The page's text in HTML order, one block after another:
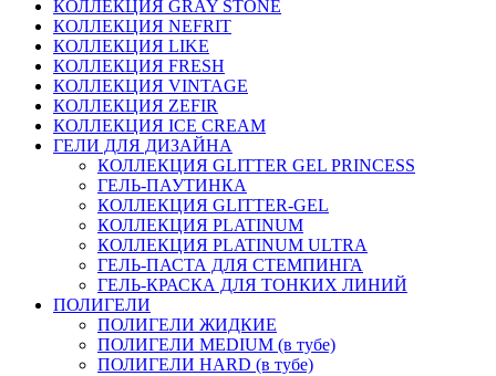
КОЛЛЕКЦИЯ GRAY STONE
КОЛЛЕКЦИЯ NEFRIT
КОЛЛЕКЦИЯ LIKE
КОЛЛЕКЦИЯ FRESH
КОЛЛЕКЦИЯ VINTAGE
КОЛЛЕКЦИЯ ZEFIR
КОЛЛЕКЦИЯ ICE CREAM
ГЕЛИ ДЛЯ ДИЗАЙНА
КОЛЛЕКЦИЯ GLITTER GEL PRINCESS
ГЕЛЬ-ПАУТИНКА
КОЛЛЕКЦИЯ GLITTER-GEL
КОЛЛЕКЦИЯ PLATINUM
КОЛЛЕКЦИЯ PLATINUM ULTRA
ГЕЛЬ-ПАСТА ДЛЯ СТЕМПИНГА
ГЕЛЬ-КРАСКА ДЛЯ ТОНКИХ ЛИНИЙ
ПОЛИГЕЛИ
ПОЛИГЕЛИ ЖИДКИЕ
ПОЛИГЕЛИ MEDIUM (в тубе)
ПОЛИГЕЛИ HARD (в тубе)